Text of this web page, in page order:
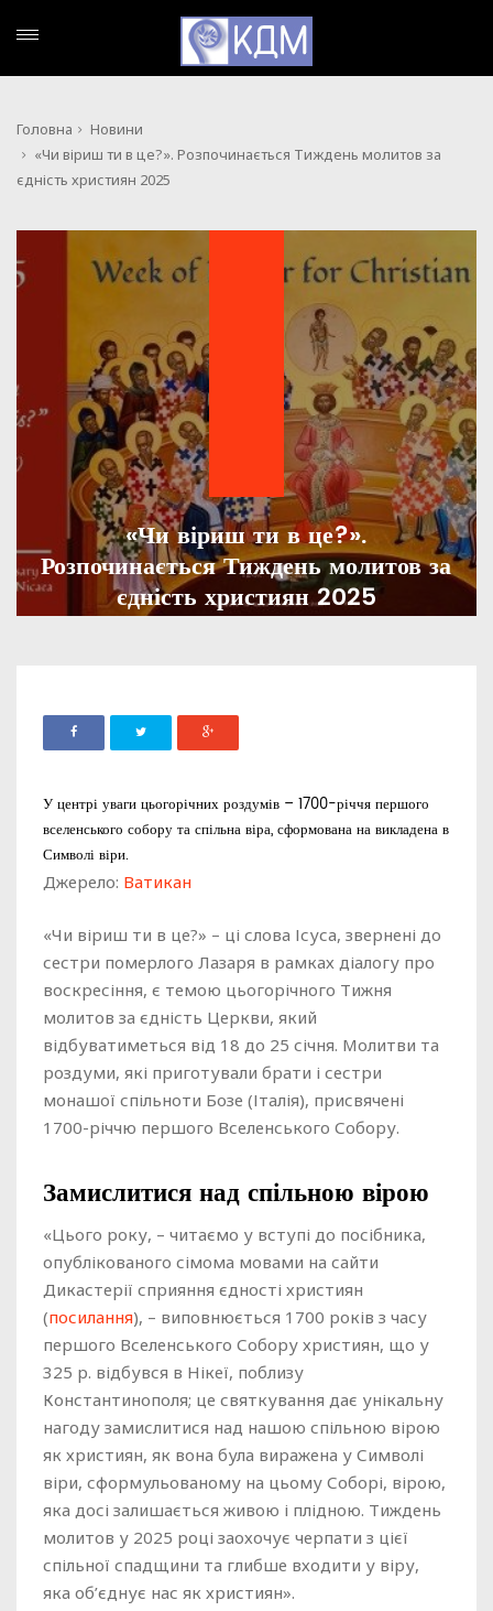
Головна
Новини
«Чи віриш ти в це?». Розпочинається Тиждень молитов за
єдність християн 2025
«Чи віриш ти в це?».
Розпочинається Тиждень молитов за
єдність християн 2025
У центрі уваги цьогорічних роздумів – 1700-річчя першого
вселенського собору та спільна віра, сформована на викладена в
Символі віри.
Джерело: Ватикан
«Чи віриш ти в це?» – ці слова Ісуса, звернені до
сестри померлого Лазаря в рамках діалогу про
воскресіння, є темою цьогорічного Тижня
молитов за єдність Церкви, який
відбуватиметься від 18 до 25 січня. Молитви та
роздуми, які приготували брати і сестри
монашої спільноти Бозе (Італія), присвячені
1700-річчю першого Вселенського Собору.
Замислитися над спільною вірою
«Цього року, – читаємо у вступі до посібника,
опублікованого сімома мовами на сайти
Дикастерії сприяння єдності християн
(посилання), – виповнюється 1700 років з часу
першого Вселенського Собору християн, що у
325 р. відбувся в Нікеї, поблизу
Константинополя; це святкування дає унікальну
нагоду замислитися над нашою спільною вірою
як християн, як вона була виражена у Символі
віри, сформульованому на цьому Соборі, вірою,
яка досі залишається живою і плідною. Тиждень
молитов у 2025 році заохочує черпати з цієї
спільної спадщини та глибше входити у віру,
яка об’єднує нас як християн».